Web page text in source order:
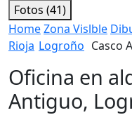
Fotos (41)
HomeZona Vislble
Rioja Logroño Casco
Oficina en
Antiguo,